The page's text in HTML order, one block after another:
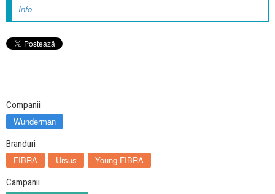
Info
Companii
Wunderman
Branduri
FIBRA Ursus Young FIBRA
Campanii